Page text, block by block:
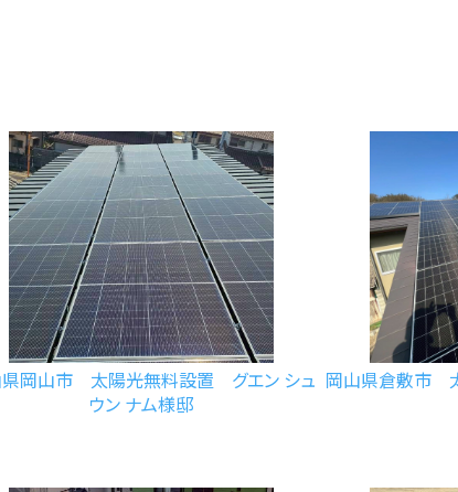
岡山市 太陽光無料設置 グエン シュ
ウン ナム様邸
岡山県倉敷市